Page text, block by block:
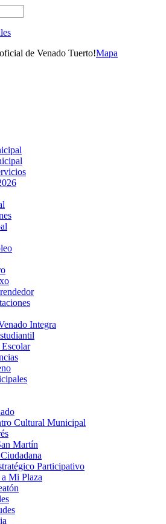
de Venado Tuerto!Mapa
Integra
Cultural Municipal
Martín
Participativo
Mi Plaza